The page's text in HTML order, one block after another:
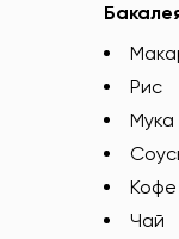
Рис
Мука
Кофе
Чай